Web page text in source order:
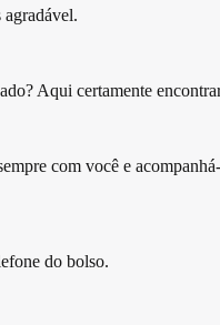
Aqui certamente
com você e
do bolso.